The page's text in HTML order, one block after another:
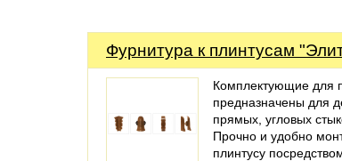
Фурнитура к плинтусам
Комплектующие для
предназначены для
прямых, угловых
Прочно и удобно
плинтусу